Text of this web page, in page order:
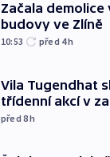
Začala
budovy ve Zlíně
10:53 před 4h
Vila Tugendhat
třídenní akcí v
před 8h